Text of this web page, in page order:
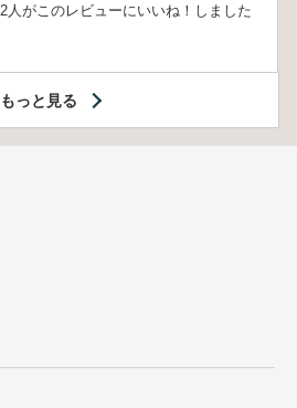
2人がこのレビューにいいね！しました
もっと見る